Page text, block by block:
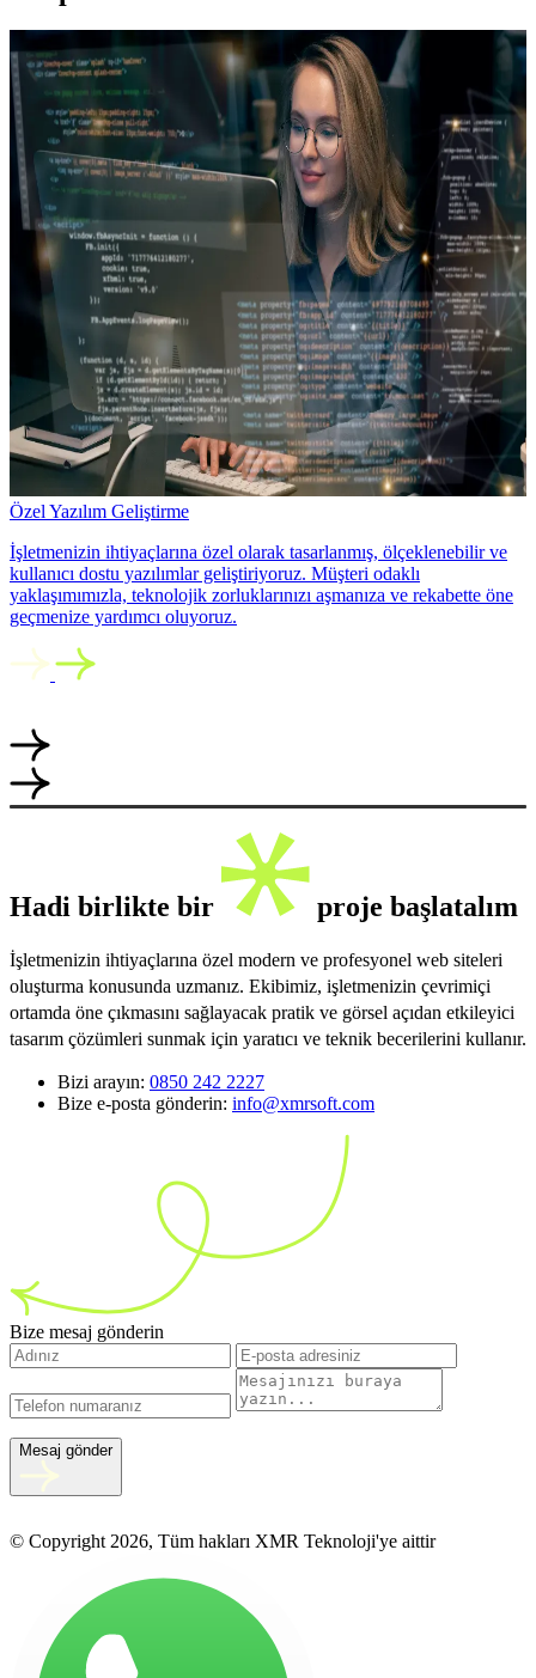
Özel Yazılım Geliştirme
İşletmenizin ihtiyaçlarına özel olarak tasarlanmış, ölçeklenebilir ve
kullanıcı dostu yazılımlar geliştiriyoruz. Müşteri odaklı
yaklaşımımızla, teknolojik zorluklarınızı aşmanıza ve rekabette öne
geçmenize yardımcı oluyoruz.
Hadi birlikte bir proje başlatalım
İşletmenizin ihtiyaçlarına özel modern ve profesyonel web siteleri
oluşturma konusunda uzmanız. Ekibimiz, işletmenizin çevrimiçi
ortamda öne çıkmasını sağlayacak pratik ve görsel açıdan etkileyici
tasarım çözümleri sunmak için yaratıcı ve teknik becerilerini kullanır.
Bizi arayın: 0850 242 2227
Bize e-posta gönderin: info@xmrsoft.com
Bize mesaj gönderin
Mesaj gönder
© Copyright 2026, Tüm hakları XMR Teknoloji'ye aittir